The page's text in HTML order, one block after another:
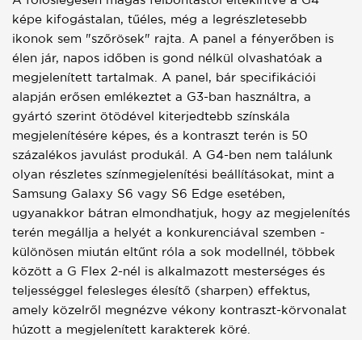
képe kifogástalan, tűéles, még a legrészletesebb
ikonok sem "szőrösek" rajta. A panel a fényerőben is
élen jár, napos időben is gond nélkül olvashatóak a
megjelenített tartalmak. A panel, bár specifikációi
alapján erősen emlékeztet a G3-ban használtra, a
gyártó szerint ötödével kiterjedtebb színskála
megjelenítésére képes, és a kontraszt terén is 50
százalékos javulást produkál. A G4-ben nem találunk
olyan részletes színmegjelenítési beállításokat, mint a
Samsung Galaxy S6 vagy S6 Edge esetében,
ugyanakkor bátran elmondhatjuk, hogy az megjelenítés
terén megállja a helyét a konkurenciával szemben -
különösen miután eltűnt róla a sok modellnél, többek
között a G Flex 2-nél is alkalmazott mesterséges és
teljességgel felesleges élesítő (sharpen) effektus,
amely közelről megnézve vékony kontraszt-körvonalat
húzott a megjelenített karakterek köré.